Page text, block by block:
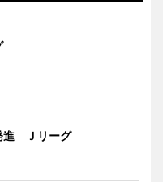
進 Ｊリーグ